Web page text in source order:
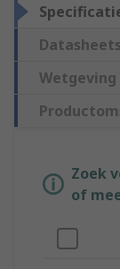
Datasheets
Zoek
of